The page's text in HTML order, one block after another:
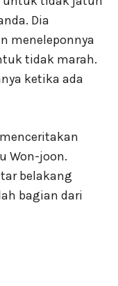
Dia
meneleponnya
tidak marah.
ketika ada
Won-joon.
belakang
bagian dari